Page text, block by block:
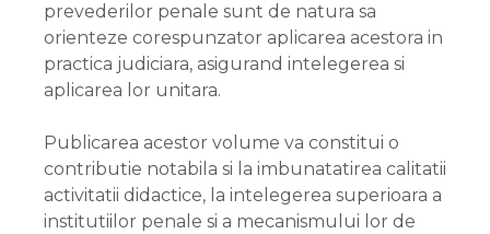
prevederilor penale sunt de natura sa
orienteze corespunzator aplicarea acestora in
practica judiciara, asigurand intelegerea si
aplicarea lor unitara.
Publicarea acestor volume va constitui o
contributie notabila si la imbunatatirea calitatii
activitatii didactice, la intelegerea superioara a
institutiilor penale si a mecanismului lor de